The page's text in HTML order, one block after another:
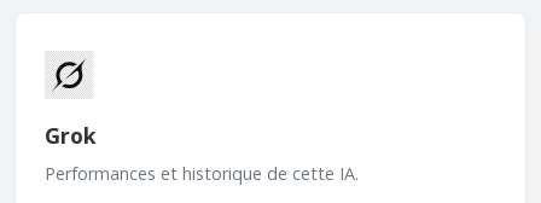
Grok
Performances et historique de cette IA.